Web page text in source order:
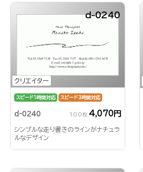
クリエイター
d-0240
スピード1時間対応 スピード3時間対応
d-0240 100枚 4,070円
シンプルな走り書きのラインがナチュラ
ルなデザイン